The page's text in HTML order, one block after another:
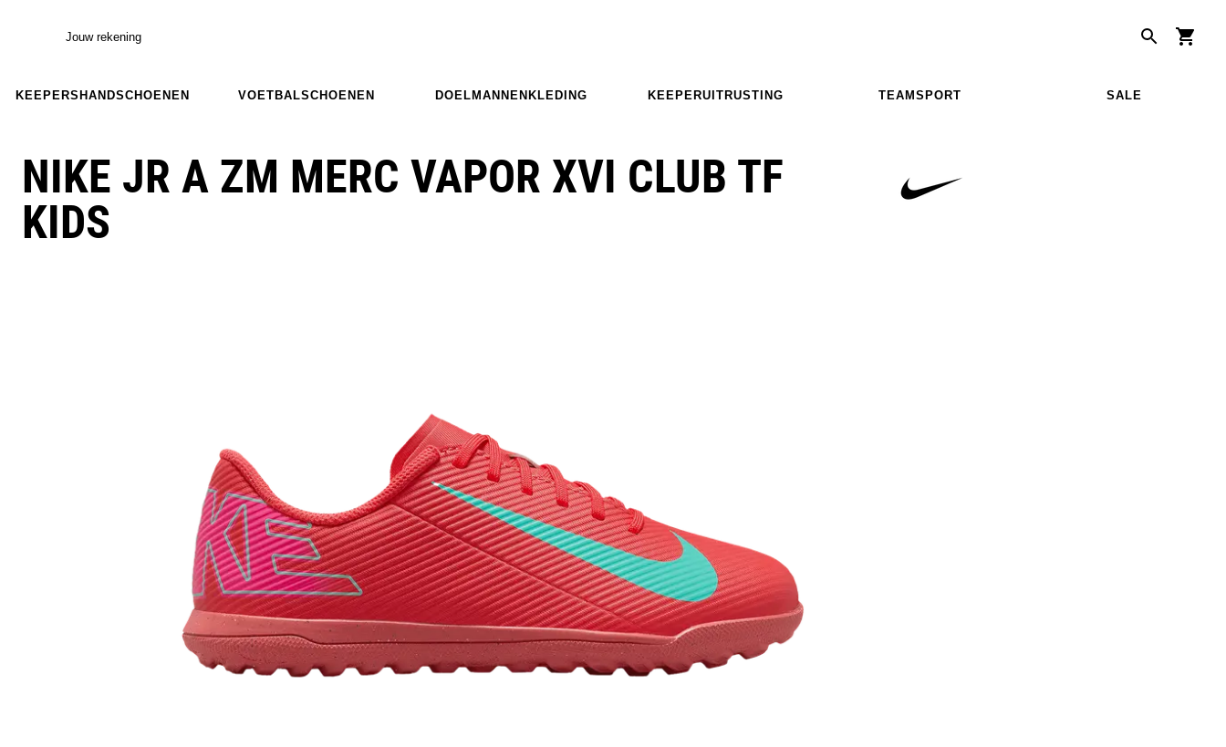
Jouw rekening
KEEPERSHANDSCHOENEN VOETBALSCHOENEN DOELMANNENKLEDING KEEPERUITRUSTING TEAMSPORT SALE
NIKE JR A ZM MERC VAPOR XVI CLUB TF
KIDS